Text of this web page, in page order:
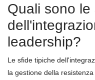
Quali sono
leadership?
Le sfide tipiche
la gestione della